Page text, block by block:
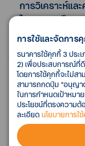
การวิเคราะห์แ
ไตรมาส 3 ปี
310.00 KB
มิถุนายน 2551
การวิเคราะห์แ
ไตรมาส 2 ปี
การใช้และจัดการ
ธนาคารใช้คุกกี้ 3 ประ
2) เพื่อประสบการณ์ที่
โดยการใช้คุกกี้จะไม่ส
สามารถกดปุ่ม “อนุญา
ในการกำหนดเป้าหมา
ประโยชน์ที่ตรงความ
ละเอียด นโยบายการใ